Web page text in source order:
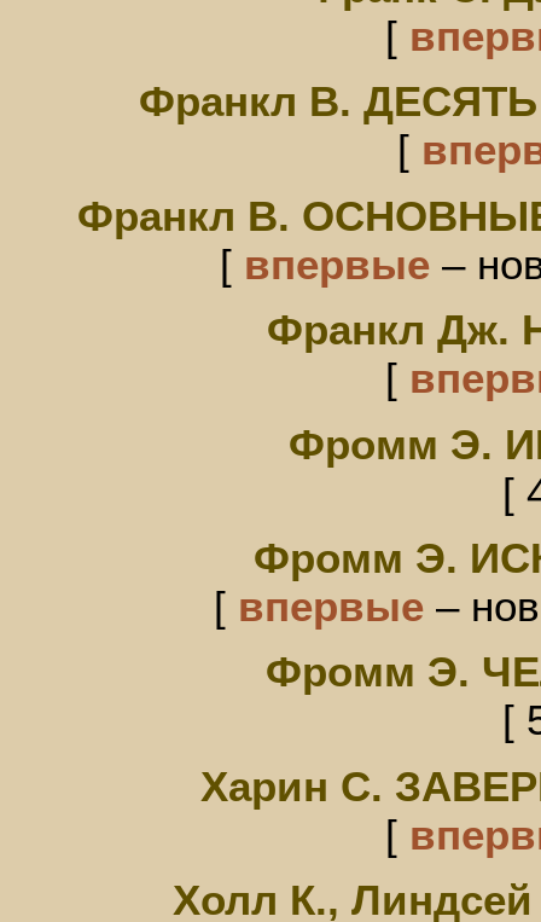
[
Франкл В.
[
Франкл В.
[ впервые–
Франкл Дж.
[
Фромм Э.
[
Фромм Э.
[ впервые –
Фромм Э.
[
Харин С.
[
Холл К.,